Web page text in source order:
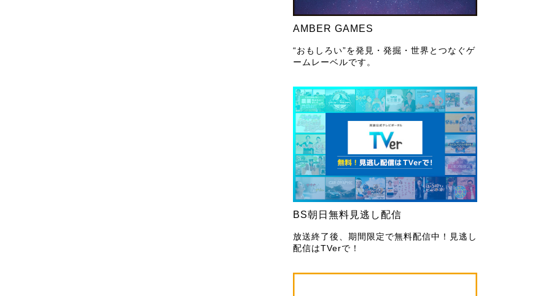
AMBER GAMES
“おもしろい”を発見・発掘・世界とつなぐゲ
ームレーベルです。
BS朝日無料見逃し配信
放送終了後、期間限定で無料配信中！見逃し
配信はTVerで！